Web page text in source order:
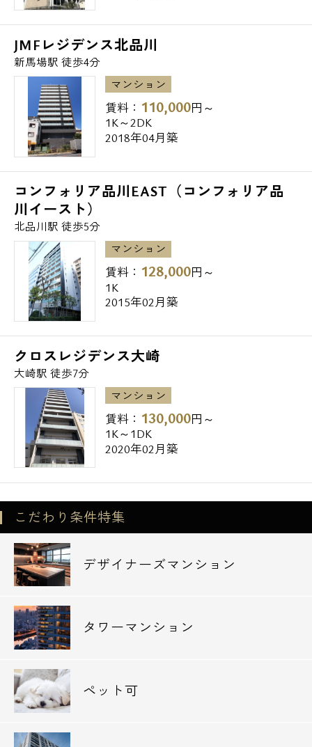
JMFレジデンス北品川
新馬場駅 徒歩4分
マンション
賃料： 110,000円～
1K～2DK
2018年04月築
コンフォリア品川EAST（コンフォリア品
川イースト）
北品川駅 徒歩5分
マンション
賃料： 128,000円～
1K
2015年02月築
クロスレジデンス大崎
大崎駅 徒歩7分
マンション
賃料： 130,000円～
1K～1DK
2020年02月築
こだわり条件特集
デザイナーズマンション
タワーマンション
ペット可